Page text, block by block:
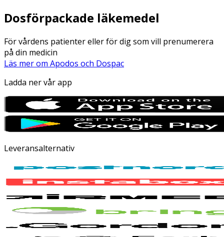
Dosförpackade läkemedel
För vårdens patienter eller för dig som vill prenumerera
på din medicin
Läs mer om Apodos och Dospac
Ladda ner vår app
Leveransalternativ